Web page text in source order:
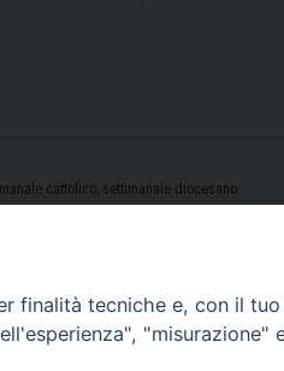
cattolico settimanale diocesano
finalità tecniche e, con il